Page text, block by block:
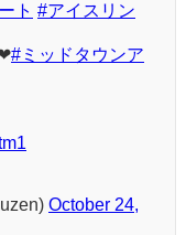
ト #アイスリン
#ミッドタウンア
October 24,